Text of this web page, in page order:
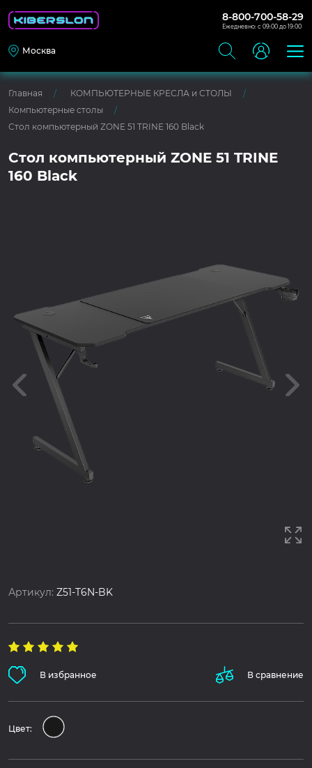
8-800-700-58-29
Ежедневно: с 09:00 до 19:00
Москва
Главная
КОМПЬЮТЕРНЫЕ КРЕСЛА и СТОЛЫ
Компьютерные столы
Стол компьютерный ZONE 51 TRINE 160 Black
Стол компьютерный ZONE 51 TRINE
160 Black
Артикул:Z51-T6N-BK
В избранное В сравнение
Цвет: